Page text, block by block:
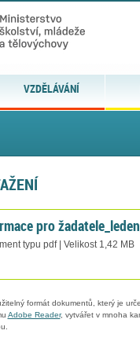
VZDĚLÁVÁNÍ
pro
typu pdf | Velikost 1,42 MB
formát dokumentů, který je
Adobe Reader, vytvářet v mnoha